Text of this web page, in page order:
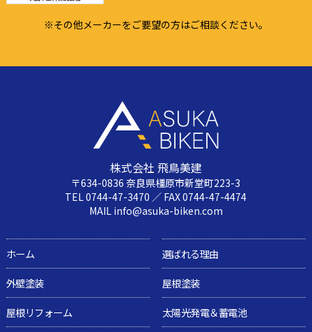
※その他メーカーをご要望の方はご相談ください。
株式会社 飛鳥美建
〒634-0836 奈良県橿原市新堂町223-3
TEL 0744-47-3470 ／ FAX 0744-47-4474
MAIL info@asuka-biken.com
ホーム
選ばれる理由
外壁塗装
屋根塗装
屋根リフォーム
太陽光発電＆蓄電池